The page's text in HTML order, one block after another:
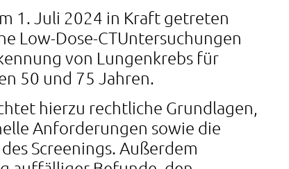
1. Juli 2024 in Kraft getreten
Low-Dose-CTUntersuchungen
von Lungenkrebs für
50 und 75 Jahren.
hierzu rechtliche Grundlagen,
Anforderungen sowie die
Screenings. Außerdem